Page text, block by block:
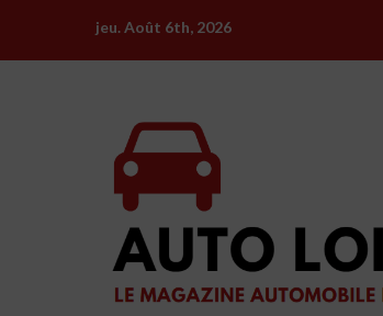
content
jeu. Août 6th, 2026